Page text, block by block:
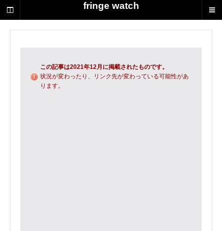
fringe watch
荻
野
この記事は2021年12月に掲載されたものです。
状況が変わったり、リンク先が変わっている可能性があ
ります。